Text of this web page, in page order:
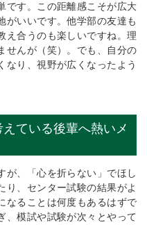
です。この距離感こそが広大
がいいです。他学部の友達も
え合うのも楽しいですね。理
せんが（笑）。でも、自分の
なり、視野が広くなったよう
ている後輩へ熱いメ
が、「心を折らない」でほし
り、センター試験の結果がよ
なることは何度もあるはずで
、模試や試験が次々とやって